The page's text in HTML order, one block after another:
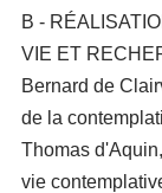
B -
VIE ET
Bernard de
de la
Thomas
vie